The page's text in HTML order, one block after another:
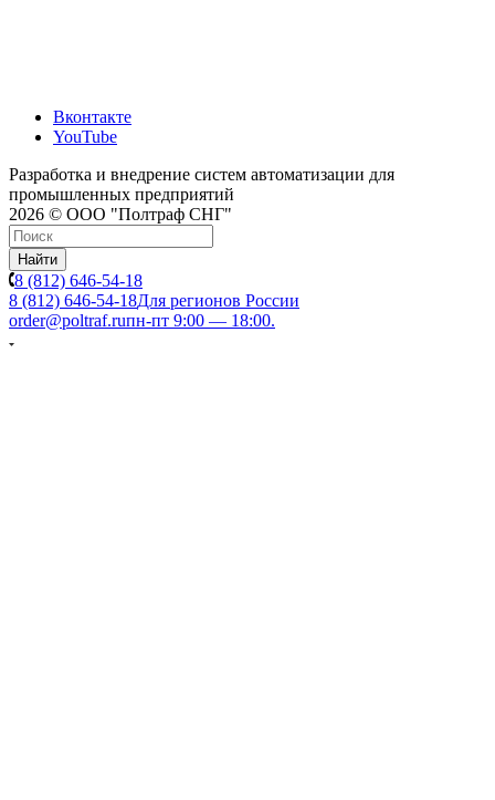
Вконтакте
YouTube
Разработка и внедрение систем автоматизации для
промышленных предприятий
2026 © ООО "Полтраф СНГ"
Найти
8 (812) 646-54-18
8 (812) 646-54-18Для регионов России
order@poltraf.ruпн-пт 9:00 — 18:00.